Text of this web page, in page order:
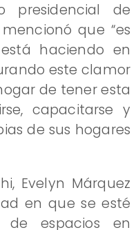
presidencial de
que “es
haciendo en
este clamor
de tener esta
capacitarse y
de sus hogares
Evelyn Márquez
en que se esté
de espacios en